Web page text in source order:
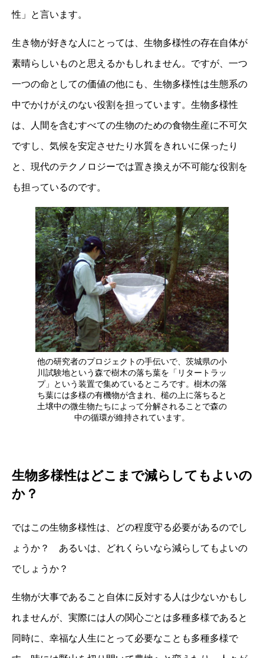
性」と言います。
生き物が好きな人にとっては、生物多様性の存在自体が
素晴らしいものと思えるかもしれません。ですが、一つ
一つの命としての価値の他にも、生物多様性は生態系の
中でかけがえのない役割を担っています。生物多様性
は、人間を含むすべての生物のための食物生産に不可欠
ですし、気候を安定させたり水質をきれいに保ったり
と、現代のテクノロジーでは置き換えが不可能な役割を
も担っているのです。
他の研究者のプロジェクトの手伝いで、茨城県の小
川試験地という森で樹木の落ち葉を「リタートラッ
プ」という装置で集めているところです。樹木の落
ち葉には多様の有機物が含まれ、槌の上に落ちると
土壌中の微生物たちによって分解されることで森の
中の循環が維持されています。
生物多様性はどこまで減らしてもよいの
か？
ではこの生物多様性は、どの程度守る必要があるのでし
ょうか？ あるいは、どれくらいなら減らしてもよいの
でしょうか？
生物が大事であること自体に反対する人は少ないかもし
れませんが、実際には人の関心ごとは多種多様であると
同時に、幸福な人生にとって必要なことも多種多様で